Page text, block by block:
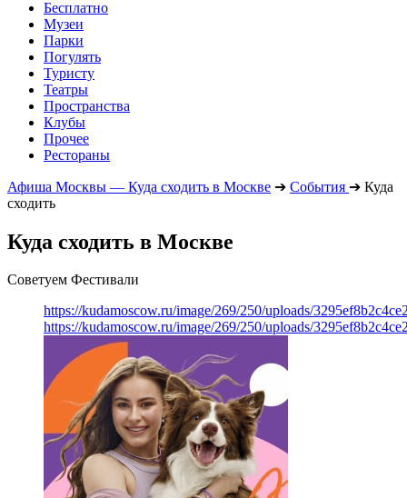
Бесплатно
Музеи
Парки
Погулять
Туристу
Театры
Пространства
Клубы
Прочее
Рестораны
Афиша Москвы — Куда сходить в Москве ➔ События ➔ Куда
сходить
Куда сходить в Москве
Советуем Фестивали
https://kudamoscow.ru/image/269/250/uploads/
https://kudamoscow.ru/image/269/250/uploads/